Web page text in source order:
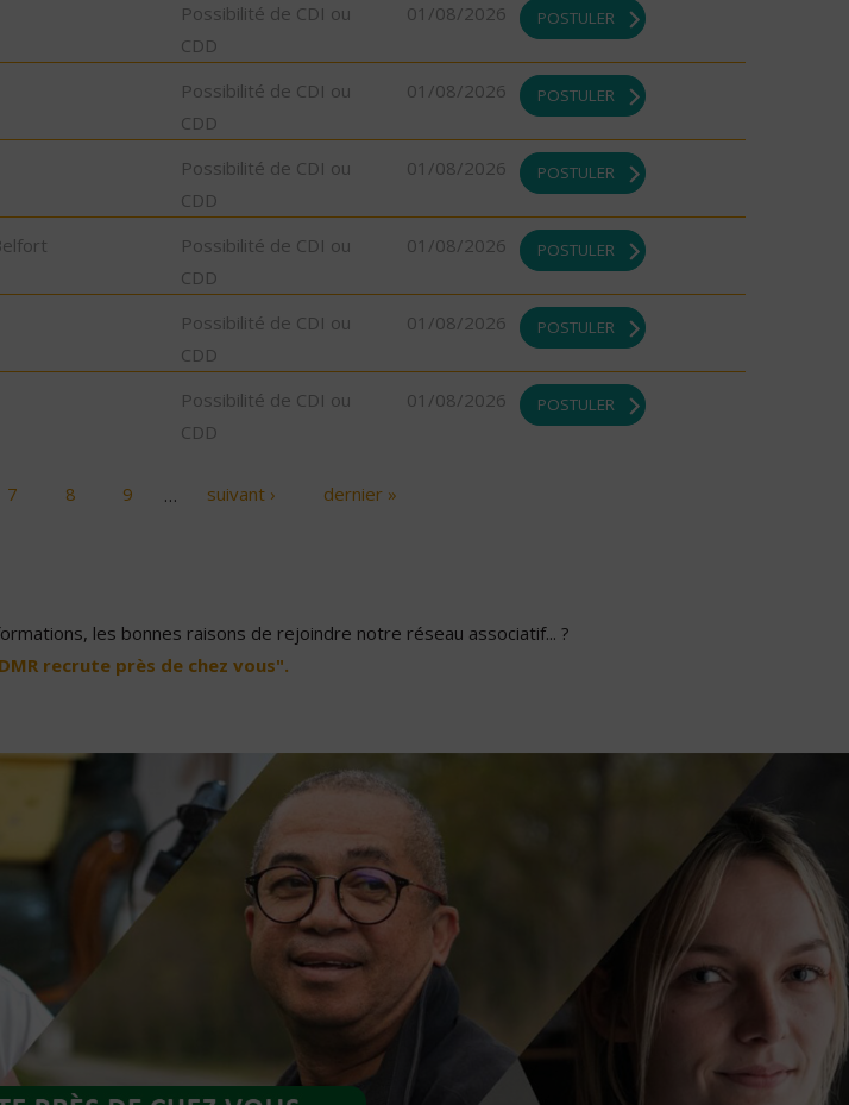
Possibilité de CDI ou
CDD
01/08/2026 POSTULER
Possibilité de CDI ou
CDD
01/08/2026 POSTULER
Possibilité de CDI ou
CDD
01/08/2026 POSTULER
Possibilité de CDI ou
CDD
01/08/2026 POSTULER
Possibilité de CDI ou
CDD
01/08/2026 POSTULER
Possibilité de CDI ou
CDD
01/08/2026 POSTULER
7 8 9 … suivant › dernier »
les bonnes raisons de rejoindre notre réseau associatif... ?
recrute près de chez vous".